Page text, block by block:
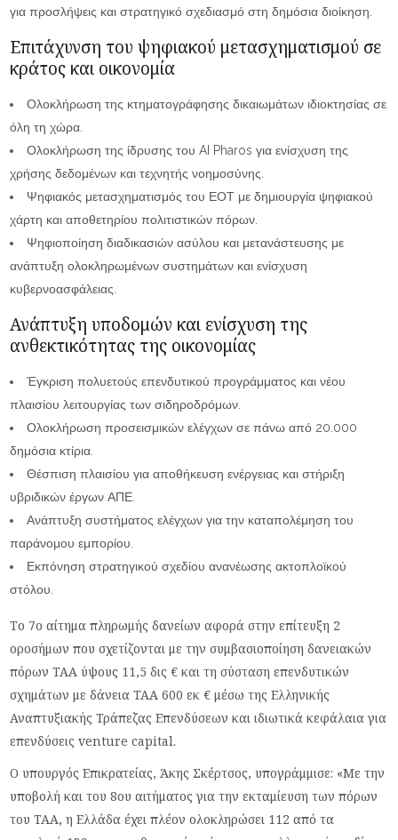
για προσλήψεις και στρατηγικό σχεδιασμό στη δημόσια διοίκηση.
Επιτάχυνση του ψηφιακού μετασχηματισμού σε
κράτος και οικονομία
Ολοκλήρωση της κτηματογράφησης δικαιωμάτων ιδιοκτησίας σε
όλη τη χώρα.
Ολοκλήρωση της ίδρυσης του AI Pharos για ενίσχυση της
χρήσης δεδομένων και τεχνητής νοημοσύνης.
Ψηφιακός μετασχηματισμός του ΕΟΤ με δημιουργία ψηφιακού
χάρτη και αποθετηρίου πολιτιστικών πόρων.
Ψηφιοποίηση διαδικασιών ασύλου και μετανάστευσης με
ανάπτυξη ολοκληρωμένων συστημάτων και ενίσχυση
κυβερνοασφάλειας.
Ανάπτυξη υποδομών και ενίσχυση της
ανθεκτικότητας της οικονομίας
Έγκριση πολυετούς επενδυτικού προγράμματος και νέου
πλαισίου λειτουργίας των σιδηροδρόμων.
Ολοκλήρωση προσεισμικών ελέγχων σε πάνω από 20.000
δημόσια κτίρια.
Θέσπιση πλαισίου για αποθήκευση ενέργειας και στήριξη
υβριδικών έργων ΑΠΕ.
Ανάπτυξη συστήματος ελέγχων για την καταπολέμηση του
παράνομου εμπορίου.
Εκπόνηση στρατηγικού σχεδίου ανανέωσης ακτοπλοϊκού
στόλου.
Το 7ο αίτημα πληρωμής δανείων αφορά στην επίτευξη 2
οροσήμων που σχετίζονται με την συμβασιοποίηση δανειακών
πόρων ΤΑΑ ύψους 11,5 δις € και τη σύσταση επενδυτικών
σχημάτων με δάνεια ΤΑΑ 600 εκ € μέσω της Ελληνικής
Αναπτυξιακής Τράπεζας Επενδύσεων και ιδιωτικά κεφάλαια για
επενδύσεις venture capital.
Ο υπουργός Επικρατείας, Άκης Σκέρτσος, υπογράμμισε: «Με την
υποβολή και του 8ου αιτήματος για την εκταμίευση των πόρων
του ΤΑΑ, η Ελλάδα έχει πλέον ολοκληρώσει 112 από τα